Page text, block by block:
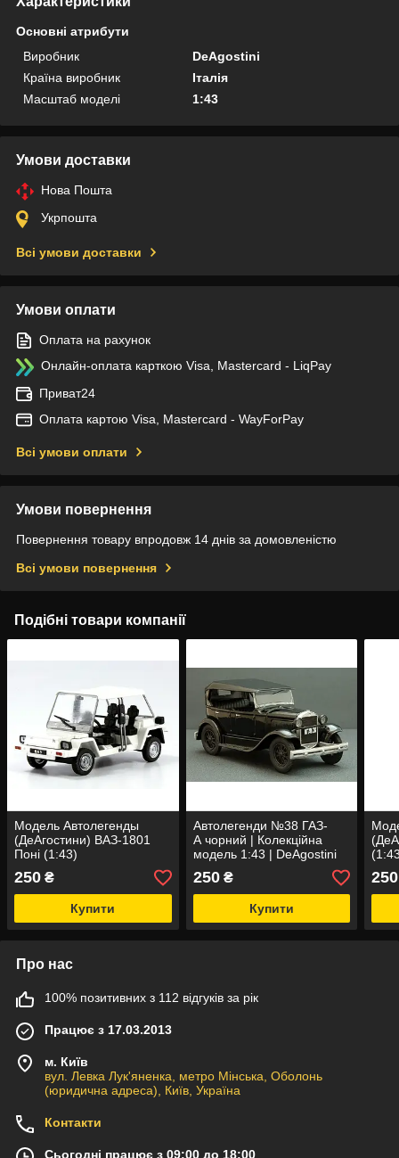
Основні атрибути
Виробник
DeAgostini
Країна виробник
Італія
Масштаб моделі
1:43
Умови доставки
Нова Пошта
Укрпошта
Всі умови доставки
Умови оплати
Оплата на рахунок
Онлайн-оплата карткою Visa, Mastercard - LiqPay
Приват24
Оплата картою Visa, Mastercard - WayForPay
Всі умови оплати
Умови повернення
Повернення товару впродовж 14 днів за домовленістю
Всі умови повернення
Подібні товари компанії
Модель Автолегенды
(ДеАгостини) ВАЗ-1801
Поні (1:43)
250 ₴
Купити
Автолегенди №38 ГАЗ-
А чорний | Колекційна
модель 1:43 | DeAgostini
250₴
Купити
250
Про нас
100% позитивних з 112 відгуків за рік
Працює з 17.03.2013
м. Київ
вул. Левка Лук'яненка, метро Мінська, Оболонь
(юридична адреса), Київ, Україна
Контакти
Сьогодні працює з 09:00 до 18:00